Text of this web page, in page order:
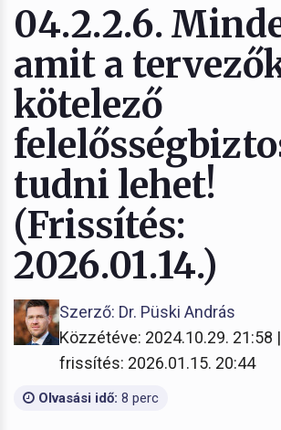
04.2.2.6.
amit a
kötelező
tudni lehet!
(Frissítés:
2026.01.14.)
Szerző: Dr. Püski András
Közzétéve: 2024.10.29. 21:58
frissítés: 2026.01.15. 20:44
Olvasási idő: 8 perc